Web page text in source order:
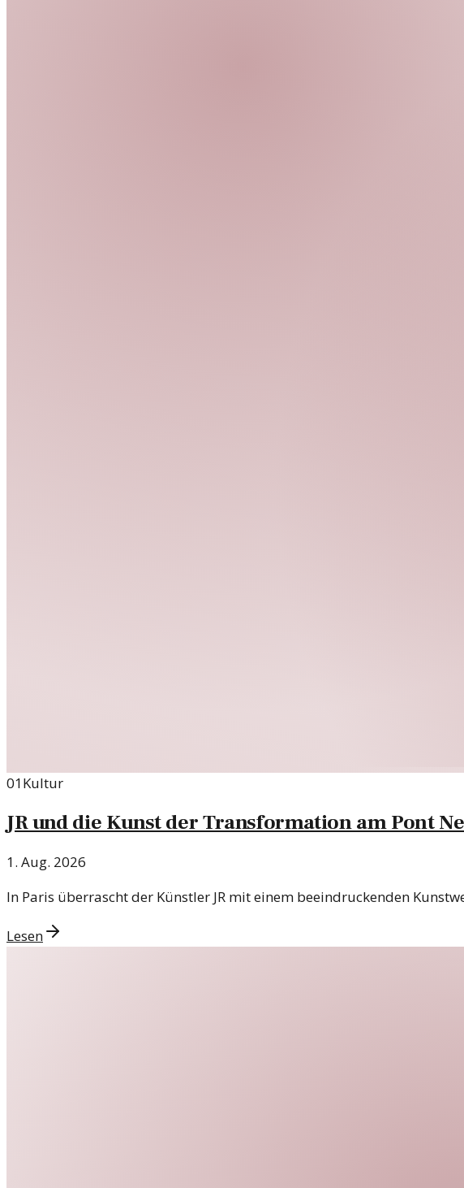
01Kultur
JR und die Kunst der Transformation am Pont
1. Aug. 2026
In Paris überrascht der Künstler JR mit einem beeindruckenden
Lesen